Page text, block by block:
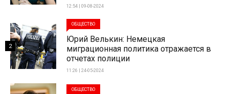
12:54 | 09-08-2024
ОБЩЕСТВО
Юрий Велькин: Немецкая
миграционная политика отражается в
отчетах полиции
11:26 | 24-05-2024
2
ОБЩЕСТВО